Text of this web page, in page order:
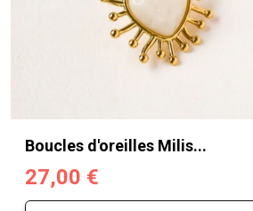
Boucles d'oreilles Milis...
27,00 €